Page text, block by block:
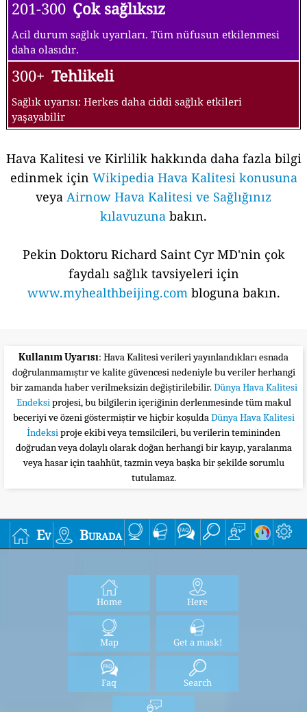
201-300 Çok sağlıksız
Acil durum sağlık uyarıları. Tüm nüfusun etkilenmesi
daha olasıdır.
300+ Tehlikeli
Sağlık uyarısı: Herkes daha ciddi sağlık etkileri
yaşayabilir
Hava Kalitesi ve Kirlilik hakkında daha fazla bilgi
edinmek için Wikipedia Hava Kalitesi konusuna
veya Airnow Hava Kalitesi ve Sağlığınız
kılavuzuna bakın.
Pekin Doktoru Richard Saint Cyr MD'nin çok
faydalı sağlık tavsiyeleri için
www.myhealthbeijing.combloguna bakın.
Kullanım Uyarısı: Hava Kalitesi verileri yayınlandıkları esnada
doğrulanmamıştır ve kalite güvencesi nedeniyle bu veriler herhangi
bir zamanda haber verilmeksizin değiştirilebilir.Dünya Hava Kalitesi
Endeksiprojesi, bu bilgilerin içeriğinin derlenmesinde tüm makul
beceriyi ve özeni göstermiştir ve hiçbir koşuldaDünya Hava Kalitesi
İndeksiproje ekibi veya temsilcileri, bu verilerin temininden
doğrudan veya dolaylı olarak doğan herhangi bir kayıp, yaralanma
veya hasar için taahhüt, tazmin veya başka bir şekilde sorumlu
tutulamaz.
Ev Burada
Home Here
Map Get a mask!
Faq Search